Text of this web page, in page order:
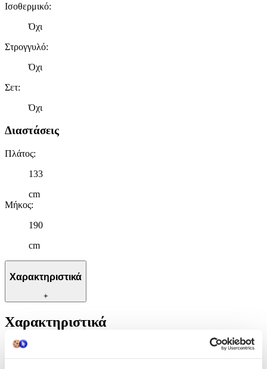
Ισοθερμικό:
Όχι
Στρογγυλό:
Όχι
Σετ:
Όχι
Διαστάσεις
Πλάτος:
133
cm
Μήκος:
190
cm
Χαρακτηριστικά
+
Χαρακτηριστικά
Κατασκευαστής